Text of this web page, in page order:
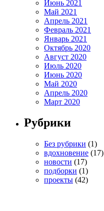
Июнь 2021
Май 2021
Апрель 2021
Февраль 2021
Январь 2021
Октябрь 2020
Август 2020
Июль 2020
Июнь 2020
Май 2020
Апрель 2020
Март 2020
Рубрики
Без рубрики (1)
вдохновение (17)
новости (17)
подборки (1)
проекты (42)